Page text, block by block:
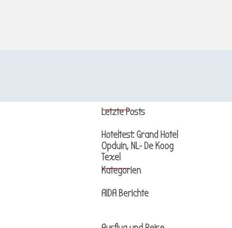
Block überspringen Letzte Posts
Letzte Posts
Hoteltest: Grand Hotel
Opduin, NL- De Koog
Texel
Block überspringen Kategorien
Kategorien
AIDA Berichte